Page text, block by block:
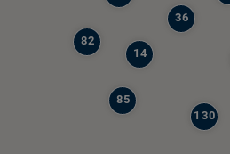
85
82
36
130
14